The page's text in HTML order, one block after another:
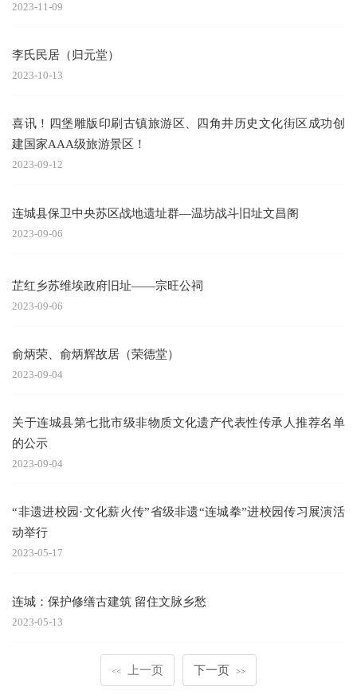
2023-11-09
李氏民居（归元堂）
2023-10-13
喜讯！四堡雕版印刷古镇旅游区、四角井历史文化街区成功创
建国家AAA级旅游景区！
2023-09-12
连城县保卫中央苏区战地遗址群—温坊战斗旧址文昌阁
2023-09-06
芷红乡苏维埃政府旧址——宗旺公祠
2023-09-06
俞炳荣、俞炳辉故居（荣德堂）
2023-09-04
关于连城县第七批市级非物质文化遗产代表性传承人推荐名单
的公示
2023-09-04
“非遗进校园·文化薪火传”省级非遗“连城拳”进校园传习展演活
动举行
2023-05-17
连城：保护修缮古建筑 留住文脉乡愁
2023-05-13
<< 上一页 下一页 >>